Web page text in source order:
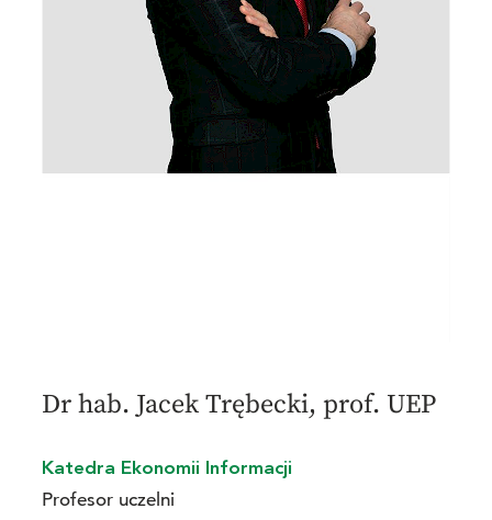
Dr hab. Jacek Trębecki, prof. UEP
Katedra Ekonomii Informacji
Profesor uczelni